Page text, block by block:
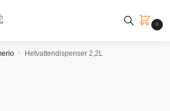
0
/ Hetvattendispenser 2,2L